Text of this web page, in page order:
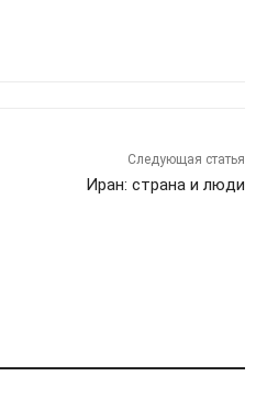
Следующая статья
Иран: страна и люди